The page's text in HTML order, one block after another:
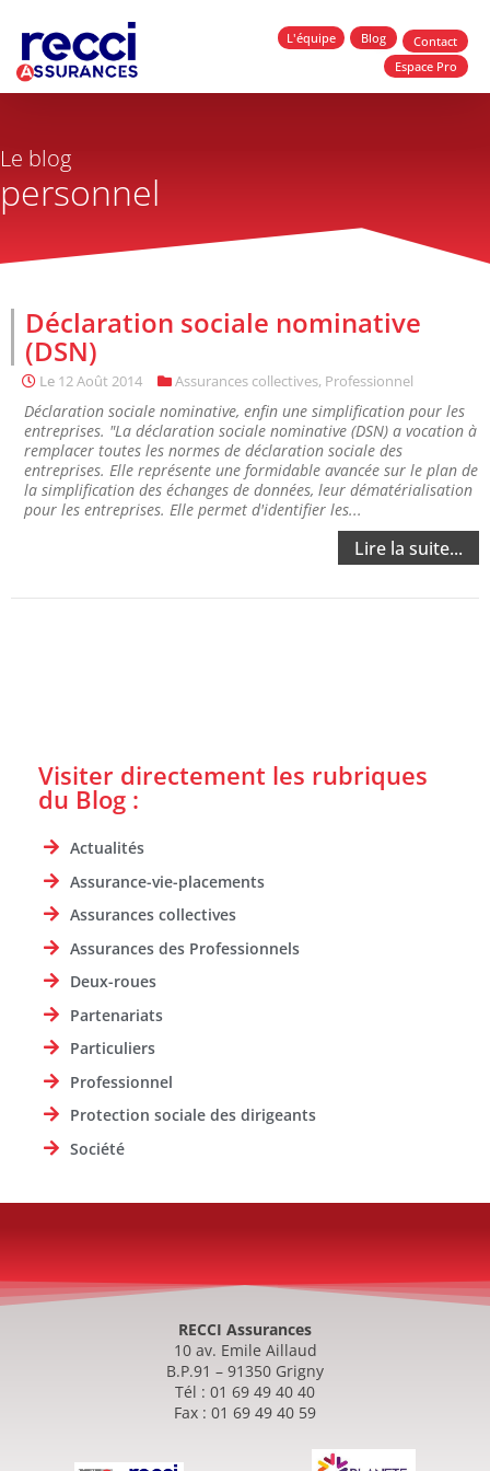
L'équipe Blog
Contact
Espace Pro
Le blog
personnel
Déclaration sociale nominative
(DSN)
Le 12 Août 2014 Assurances collectives, Professionnel
Déclaration sociale nominative, enfin une simplification pour les
entreprises. "La déclaration sociale nominative (DSN) a vocation à
remplacer toutes les normes de déclaration sociale des
entreprises. Elle représente une formidable avancée sur le plan de
la simplification des échanges de données, leur dématérialisation
pour les entreprises. Elle permet d'identifier les...
Lire la suite...
Visiter directement les rubriques
du Blog :
Actualités
Assurance-vie-placements
Assurances collectives
Assurances des Professionnels
Deux-roues
Partenariats
Particuliers
Professionnel
Protection sociale des dirigeants
Société
RECCI Assurances
10 av. Emile Aillaud
B.P.91 – 91350 Grigny
Tél : 01 69 49 40 40
Fax : 01 69 49 40 59